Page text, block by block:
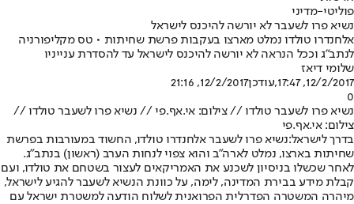
פוליטי-מדיני
נשיא פרו לשעבר לא יורשה להיכנס לישראל
אלחנדרו טולדו נמלט מארצו בעקבות פרשת שחיתות • טס מקליפורניה
לנתב"ג וככל הנראה לא יורשה להיכנס לישראל עד להסדרת ענייניו
שלומי דיאז
12/2/2017, 17:47
,עודכן12/2/2017, 21:16
0
נשיא פרו לשעבר טולדו // צילום: אי.אף.פי // נשיא פרו לשעבר טולדו //
צילום: אי.אף.פי
בדרך לישראל:נשיא פרו לשעבר אלחנדרו טולדו, החשוד במעורבות בפרשת
שחיתות בארצו, נמלט לארה"ב והוא צפוי לנחות הערב (ראשון) בנתב"ג.
לאחר שכשלו בניסיון לשכנע את האמריקאים לעצור בשטחם את טולדו, ועם
קבלת מידע בבירת המדינה, לימה, על כוונת הנשיא לשעבר להגיע לישראל,
מיהרה המשטרה הפדרלית הפרואנית לשלוח הודעה למשטרת ישראל עם